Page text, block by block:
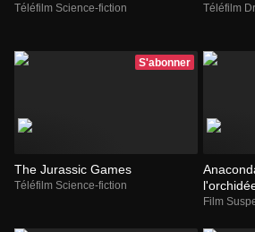
Téléfilm Science-fiction Téléfilm
S'abonner
The Jurassic Games
Téléfilm Science-fiction
Film